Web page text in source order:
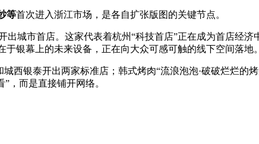
等首次进入浙江市场，是各自扩张版图的关键节点。
出城市首店。这家代表着杭州“科技首店”正在成为首店经
银幕上的未来设备，正在向大众可感可触的线下空间落地。
西银泰开出两家标准店；韩式烤肉“流浪泡泡·破破烂烂的
，而是直接铺开网络。